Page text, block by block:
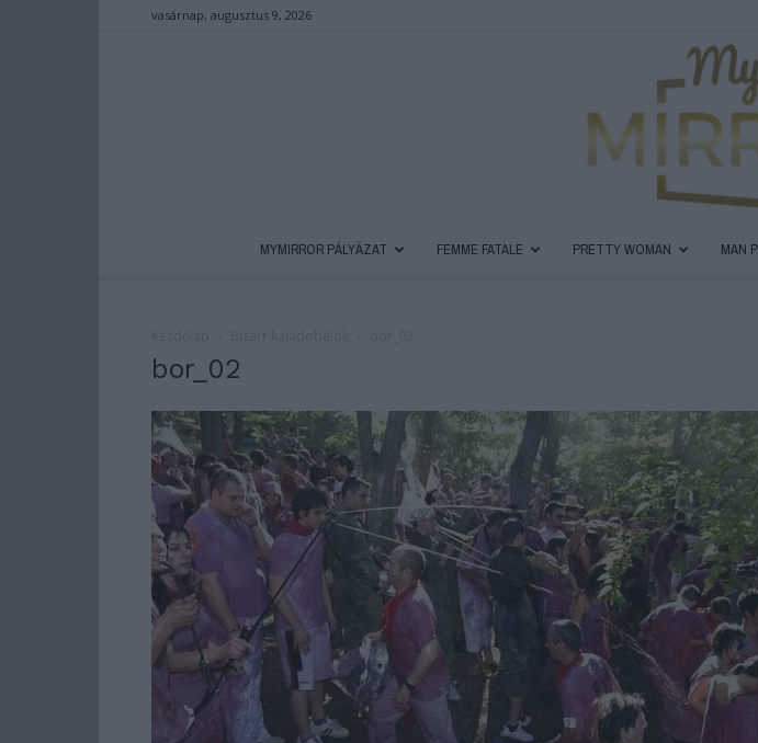
vasárnap, augusztus 9, 2026
MYMIRROR PÁLYÁZAT FEMME FATALE PRETTY WOMAN MAN
bor_02